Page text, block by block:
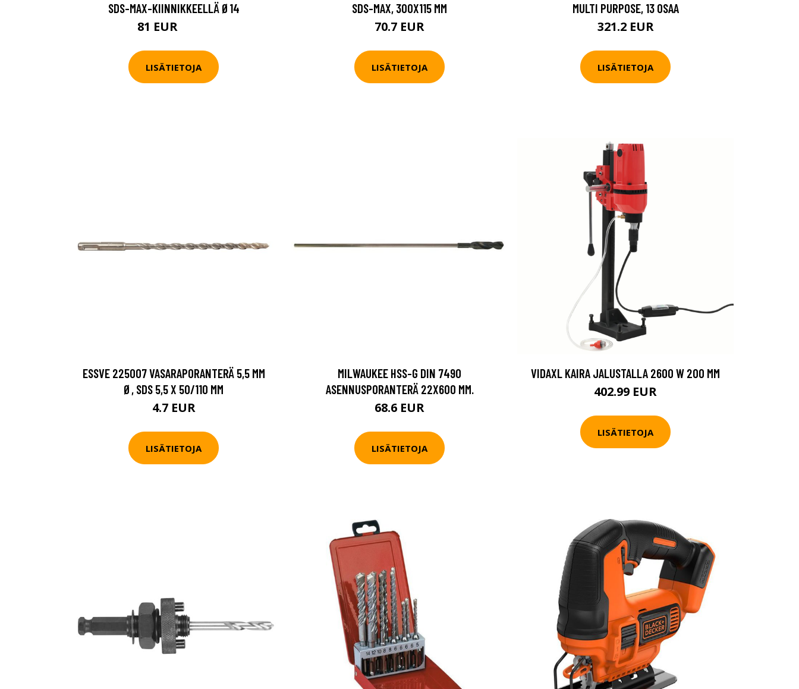
SDS-MAX-KIINNIKKEELLÄ Ø14
81 EUR
LISÄTIETOJA
SDS-MAX, 300X115 MM
70.7 EUR
LISÄTIETOJA
MULTI PURPOSE, 13 OSAA
321.2 EUR
LISÄTIETOJA
ESSVE 225007 VASARAPORANTERÄ 5,5 MM
Ø, SDS 5,5 X 50/110 MM
4.7 EUR
LISÄTIETOJA
MILWAUKEE HSS-G DIN 7490
ASENNUSPORANTERÄ 22X600 MM.
68.6 EUR
LISÄTIETOJA
VIDAXL KAIRA JALUSTALLA 2600 W 200 MM
402.99 EUR
LISÄTIETOJA